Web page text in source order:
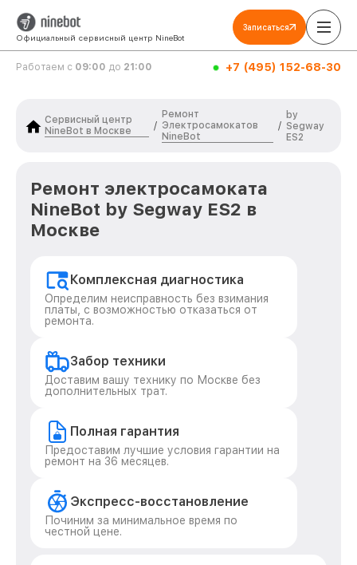
Официальный сервисный центр NineBot
Записаться
Работаем с 09:00 до 21:00 +7 (495) 152-68-30
Сервисный центр
NineBot в Москве
/
Ремонт
Электросамокатов
NineBot
/
by
Segway
ES2
Ремонт электросамоката
NineBot by Segway ES2 в
Москве
Комплексная диагностика
Определим неисправность без взимания
платы, с возможностью отказаться от
ремонта.
Забор техники
Доставим вашу технику по Москве без
дополнительных трат.
Полная гарантия
Предоставим лучшие условия гарантии на
ремонт на 36 месяцев.
Экспресс-восстановление
Починим за минимальное время по
честной цене.